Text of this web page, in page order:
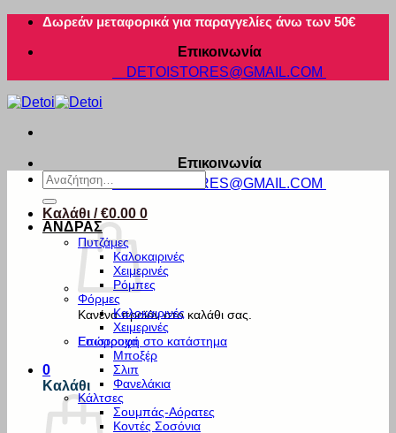
Μετάβαση
περιεχόμενο
Δωρεάν μεταφορικά για παραγγελίες άνω των 50€
Επικοινωνία
DETOISTORES@GMAIL.COM
Επικοινωνία
DETOISTORES@GMAIL.COM
Καλάθι /€0.00 0
Κανένα προϊόν στο καλάθι σας.
Επιστροφή στο κατάστημα
0
Καλάθι
Αναζήτηση
για:
ΑΝΔΡΑΣ
Πυτζάμες
Καλοκαιρινές
Χειμερινές
Ρόμπες
Φόρμες
Καλοκαιρινές
Χειμερινές
Εσώρουχα
Μποξέρ
Σλιπ
Φανελάκια
Κάλτσες
Σουμπάς-Αόρατες
Κοντές Σοσόνια